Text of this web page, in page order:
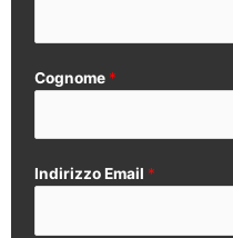
Cognome *
Indirizzo Email *